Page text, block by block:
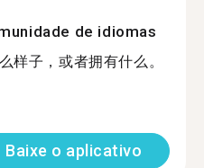
de idiomas
样子，或者拥有什么。
Baixe o aplicativo